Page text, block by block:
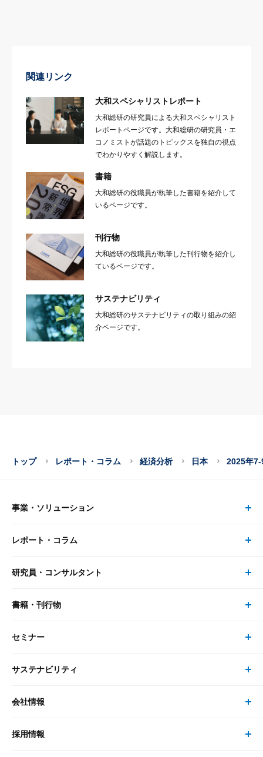
関連リンク
大和スペシャリストレポート
大和総研の研究員による大和スペシャリスト
レポートページです。大和総研の研究員・エ
コノミストが話題のトピックスを独自の視点
でわかりやすく解説します。
書籍
大和総研の役職員が執筆した書籍を紹介して
いるページです。
刊行物
大和総研の役職員が執筆した刊行物を紹介し
ているページです。
サステナビリティ
大和総研のサステナビリティの取り組みの紹
介ページです。
トップ レポート・コラム 経済分析 日本 2025年7-
事業・ソリューション
事業・ソリューション トップ
リサーチ
大和総研の強み
レポート・コラム
レポート・コラム トップ
最新のレポート・コラム
研究員・コンサルタント
研究員・コンサルタント トップ
研究員
書籍・刊行物
書籍・刊行物 トップ
書籍
セミナー
セミナー トップ
現在受付中のセミナー・イベント
サステナビリティ
サステナビリティの取り組み
次世代社会への貢献
会社情報
会社情報 トップ
採用情報